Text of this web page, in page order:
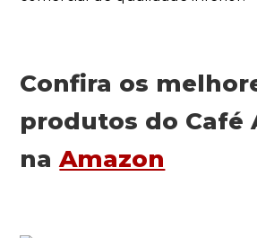
Confira os
produtos do Café
naAmazon